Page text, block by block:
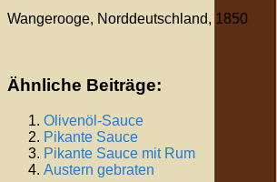
Wangerooge, Norddeutschland, 1850
Ähnliche Beiträge:
Olivenöl-Sauce
Pikante Sauce
Pikante Sauce mit Rum
Austern gebraten